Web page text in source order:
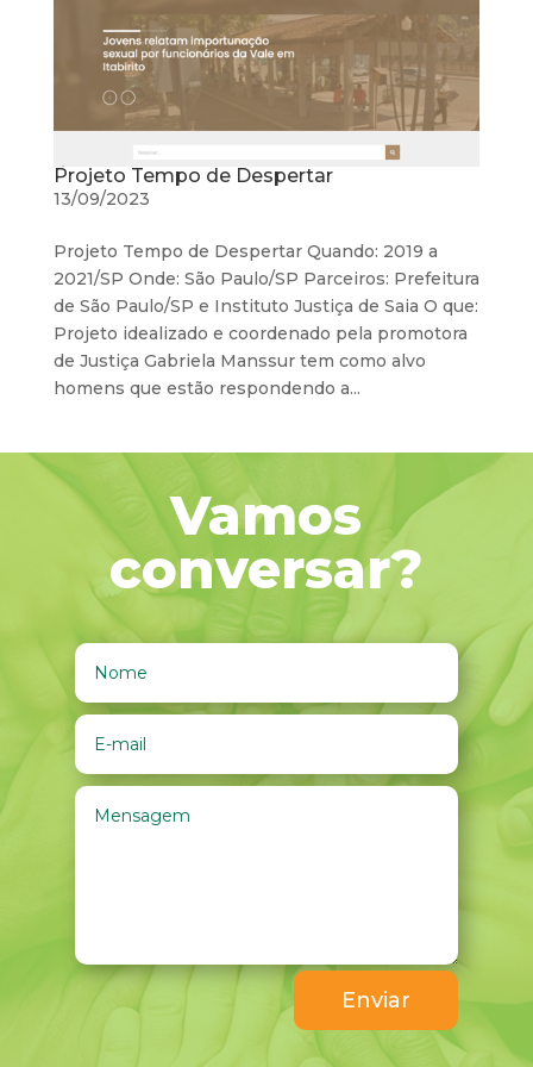
Projeto Tempo de Despertar
13/09/2023
Projeto Tempo de Despertar Quando: 2019 a
2021/SP Onde: São Paulo/SP Parceiros: Prefeitura
de São Paulo/SP e Instituto Justiça de Saia O que:
Projeto idealizado e coordenado pela promotora
de Justiça Gabriela Manssur tem como alvo
homens que estão respondendo a...
Vamos
conversar?
Enviar